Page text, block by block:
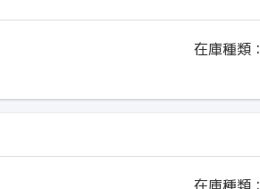
在庫種類：